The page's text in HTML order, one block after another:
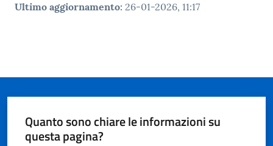
Ultimo aggiornamento: 26-01-2026, 11:17
Quanto sono chiare le informazioni su
questa pagina?